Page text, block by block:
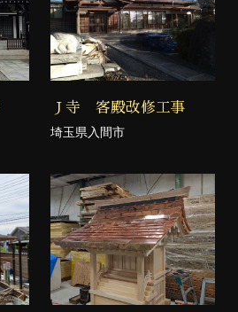
Ｊ寺 客殿改修工事
埼玉県入間市